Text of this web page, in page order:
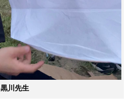
黒川先生